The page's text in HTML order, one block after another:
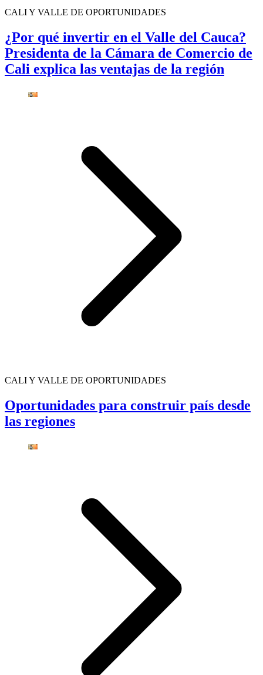
CALI Y VALLE DE OPORTUNIDADES
¿Por qué invertir en el Valle del Cauca?
Presidenta de la Cámara de Comercio de
Cali explica las ventajas de la región
CALI Y VALLE DE OPORTUNIDADES
Oportunidades para construir país desde
las regiones